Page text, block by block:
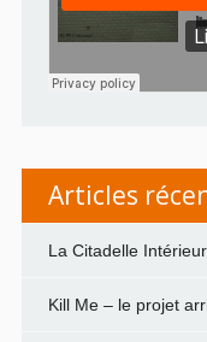
Articles
La Citadelle
Kill Me – le projet